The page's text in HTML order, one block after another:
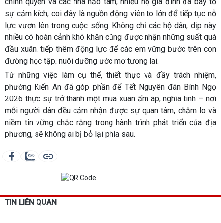
sự cảm kích, coi đây là nguồn động viên to lớn để tiếp tục nỗ
lực vươn lên trong cuộc sống. Không chỉ các hộ dân, dịp này
nhiều có hoàn cảnh khó khăn cũng được nhận những suất quà
đầu xuân, tiếp thêm động lực để các em vững bước trên con
đường học tập, nuôi dưỡng ước mơ tương lai.
Từ những việc làm cụ thể, thiết thực và đầy trách nhiệm,
phường Kiến An đã góp phần để Tết Nguyên đán Bính Ngọ
2026 thực sự trở thành một mùa xuân ấm áp, nghĩa tình – nơi
mỗi người dân đều cảm nhận được sự quan tâm, chăm lo và
niềm tin vững chắc rằng trong hành trình phát triển của địa
phương, sẽ không ai bị bỏ lại phía sau.
TIN LIÊN QUAN